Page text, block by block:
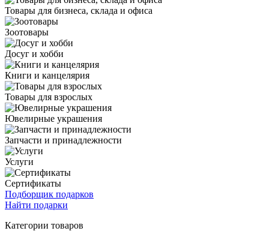
Товары для бизнеса, склада и офиса
Зоотовары
Досуг и хобби
Книги и канцелярия
Товары для взрослых
Ювелирные украшения
Запчасти и принадлежности
Услуги
Сертификаты
Подборщик подарков
Найти подарки
Категории товаров